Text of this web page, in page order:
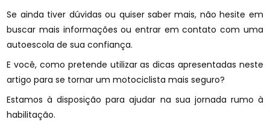
Se ainda tiver dúvidas ou quiser saber mais, não hesite em
buscar mais informações ou entrar em contato com uma
autoescola de sua confiança.
E você, como pretende utilizar as dicas apresentadas neste
artigo para se tornar um motociclista mais seguro?
Estamos à disposição para ajudar na sua jornada rumo à
habilitação.